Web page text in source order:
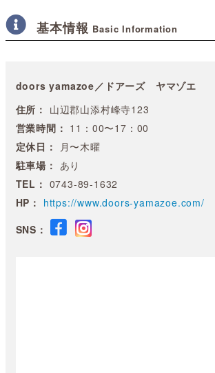
基本情報 Basic Information
doors yamazoe／ドアーズ ヤマゾエ
住所： 山辺郡山添村峰寺123
営業時間： 11：00〜17：00
定休日：
月〜木曜
駐車場： あり
TEL： 0743-89-1632
HP： https://www.doors-yamazoe.com/
SNS：